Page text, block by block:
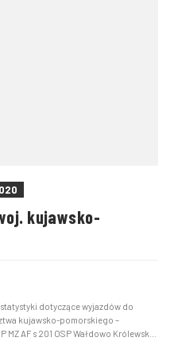
kujawsko-
dotyczące wyjazdów do
kujawsko-pomorskiego –
AF s 201 OSP Wałdowo Królewskie